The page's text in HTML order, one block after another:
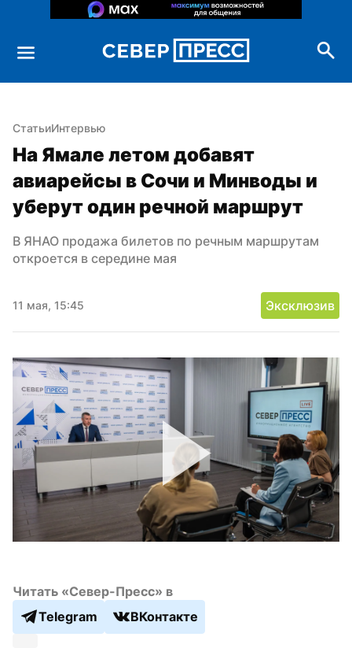
СтатьиИнтервью
На Ямале летом добавят
авиарейсы в Сочи и Минводы и
уберут один речной маршрут
В ЯНАО продажа билетов по речным маршрутам
откроется в середине мая
11 мая, 15:45 Эксклюзив
Читать «Север-Пресс» в
Telegram
ВКонтакте